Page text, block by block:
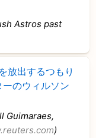
Astros past
放出するつもり
のウィルソン
Guimaraes,
)